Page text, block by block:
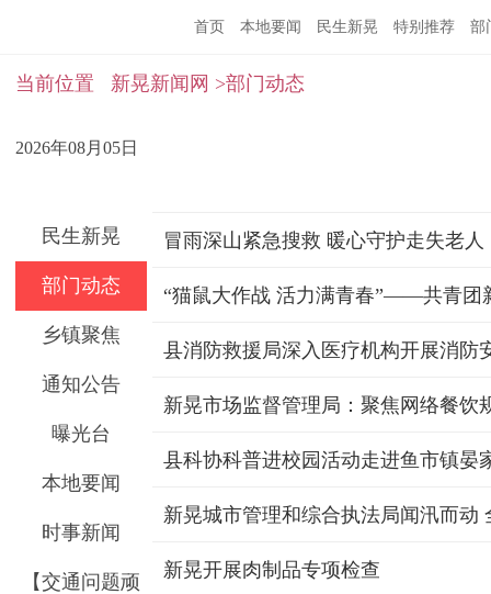
首页 本地要闻 民生新晃 特别推荐 部
当前位置 新晃新闻网 >部门动态
2026年08月05日
民生新晃
部门动态
乡镇聚焦
通知公告
曝光台
本地要闻
时事新闻
【交通问题顽
冒雨深山紧急搜救 暖心守护走失老人
县消防救援局深入医疗机构开展消防
县科协科普进校园活动走进鱼市镇晏
新晃城市管理和综合执法局闻汛而动
新晃开展肉制品专项检查